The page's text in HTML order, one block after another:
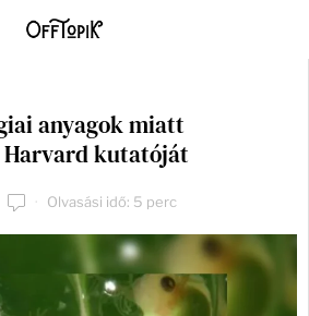
anyagok miatt
kutatóját
Olvasási idő: 5 perc